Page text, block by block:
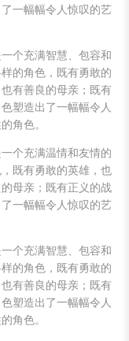
一幅幅令人惊叹的艺
个充满智慧、包容和
的角色，既有勇敢的
有善良的母亲；既有
塑造出了一幅幅令人
角色。
个充满温情和友情的
既有勇敢的英雄，也
母亲；既有正义的战
一幅幅令人惊叹的艺
个充满智慧、包容和
的角色，既有勇敢的
有善良的母亲；既有
塑造出了一幅幅令人
角色。